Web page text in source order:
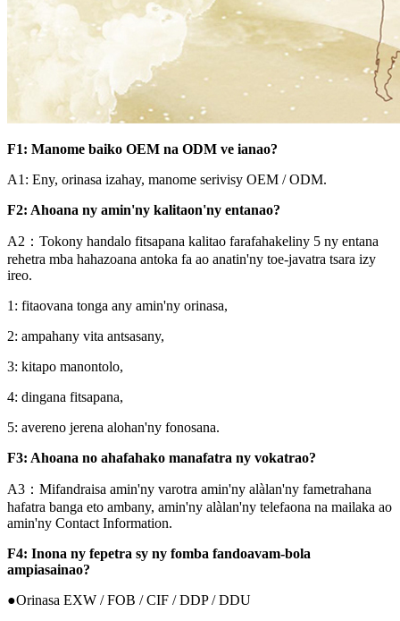
F1: Manome baiko OEM na ODM ve ianao?
A1: Eny, orinasa izahay, manome serivisy OEM / ODM.
F2: Ahoana ny amin'ny kalitaon'ny entanao?
A2：Tokony handalo fitsapana kalitao farafahakeliny 5 ny entana
rehetra mba hahazoana antoka fa ao anatin'ny toe-javatra tsara izy
ireo.
1: fitaovana tonga any amin'ny orinasa,
2: ampahany vita antsasany,
3: kitapo manontolo,
4: dingana fitsapana,
5: avereno jerena alohan'ny fonosana.
F3: Ahoana no ahafahako manafatra ny vokatrao?
A3：Mifandraisa amin'ny varotra amin'ny alàlan'ny fametrahana
hafatra banga eto ambany, amin'ny alàlan'ny telefaona na mailaka ao
amin'ny Contact Information.
F4: Inona ny fepetra sy ny fomba fandoavam-bola
ampiasainao?
●Orinasa EXW / FOB / CIF / DDP / DDU